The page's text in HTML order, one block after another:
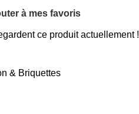
à mes favoris
ce produit actuellement !
& Briquettes